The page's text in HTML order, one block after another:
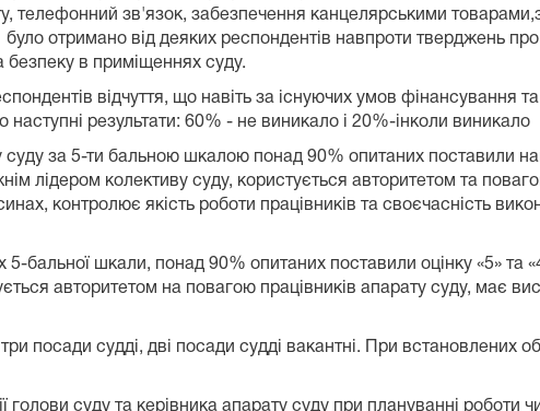
телефонний зв'язок, забезпечення канцелярськими
було отримано від деяких респондентів навпроти тверджень
в приміщеннях суду.
відчуття, що навіть за існуючих умов фінансування
результати: 60% - не виникало і 20%-інколи виникало
суду за 5-ти бальною шкалою понад 90% опитаних поставили
лідером колективу суду, користується авторитетом та
контролює якість роботи працівників та своєчасність
5-бальної шкали, понад 90% опитаних поставили оцінку «5» та
авторитетом на повагою працівників апарату суду, має
посади судді, дві посади судді вакантні. При встановлених
голови суду та керівника апарату суду при плануванні роботи